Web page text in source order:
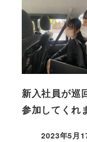
新入社員が巡
参加してくれ
2023年5月